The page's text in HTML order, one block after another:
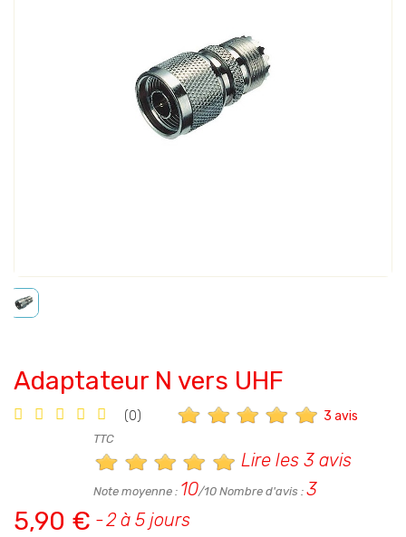
Adaptateur N vers UHF
(0) 3 avis
5,90 €
TTC
Lire les 3 avis
Note moyenne : 10/10 Nombre d'avis : 3
2 à 5 jours